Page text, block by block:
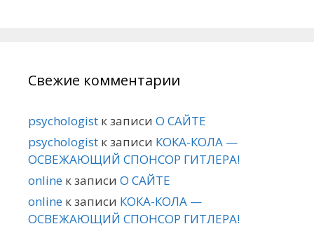
Свежие комментарии
psychologist к записи О САЙТЕ
psychologist к записи КОКА-КОЛА —
ОСВЕЖАЮЩИЙ СПОНСОР ГИТЛЕРА!
online к записи О САЙТЕ
online к записи КОКА-КОЛА —
ОСВЕЖАЮЩИЙ СПОНСОР ГИТЛЕРА!